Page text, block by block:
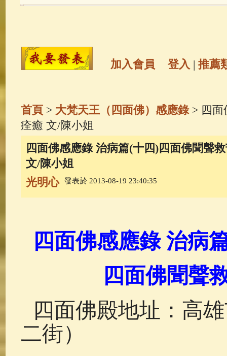
高僧故事 (141) 放生護生 (133)
一切如來心秘密全身舍利寶篋印
釋迦牟尼佛傳(69) 生活禪(68)
善財童子五十三參(57)
加入會員 登入 | 推薦
首頁> 大梵天王（四面佛）感應錄> 四面
痊癒 文/陳小姐
四面佛感應錄 治病篇(十四)四面佛聞聲
文/陳小姐
光明心
發表於 2013-08-19 23:40:35
四面佛感應錄 治病
四面佛聞聲
四面佛殿地址：高
二街）